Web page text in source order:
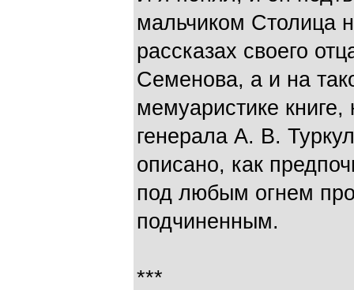
мальчиком Столица
рассказах своего
Семенова, а и на
мемуаристике
генерала А. В.
описано, как
под любым огнем
подчиненным.
***